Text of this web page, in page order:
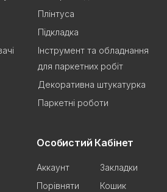
Плінтуса
Підкладка
Інструмент та обладнання
для паркетних робіт
Декоративна штукатурка
Паркетні роботи
Особистий Кабінет
Аккаунт
Закладки
Порівняти
Кошик